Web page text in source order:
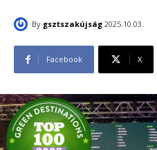
By gsztszakújság 2025.10.03.
Facebook X